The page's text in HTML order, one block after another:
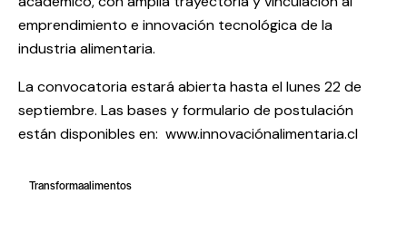
emprendimiento e innovación tecnológica de la
industria alimentaria.
La convocatoria estará abierta hasta el lunes 22 de
septiembre. Las bases y formulario de postulación
están disponibles en: www.innovaciónalimentaria.cl
Transformaalimentos